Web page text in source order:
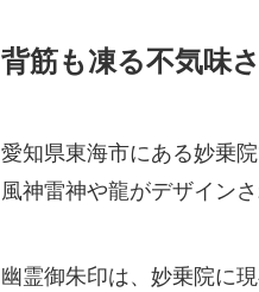
背筋も凍る不気味
愛知県東海市にある妙乗
風神雷神や龍がデザイン
幽霊御朱印は、妙乗院に